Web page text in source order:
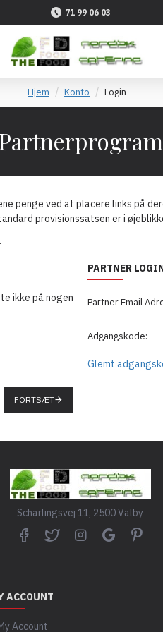
71 99 06 03
Hjem Konto Login
penge ved at placere links på
provisionssatsen er i
ikke på nogen
FORTSÆT
PARTNER
Partner Email
Adgangskode:
Glemt
Scharlingsvej 11, 2500 Valby
ACCOUNT
Account